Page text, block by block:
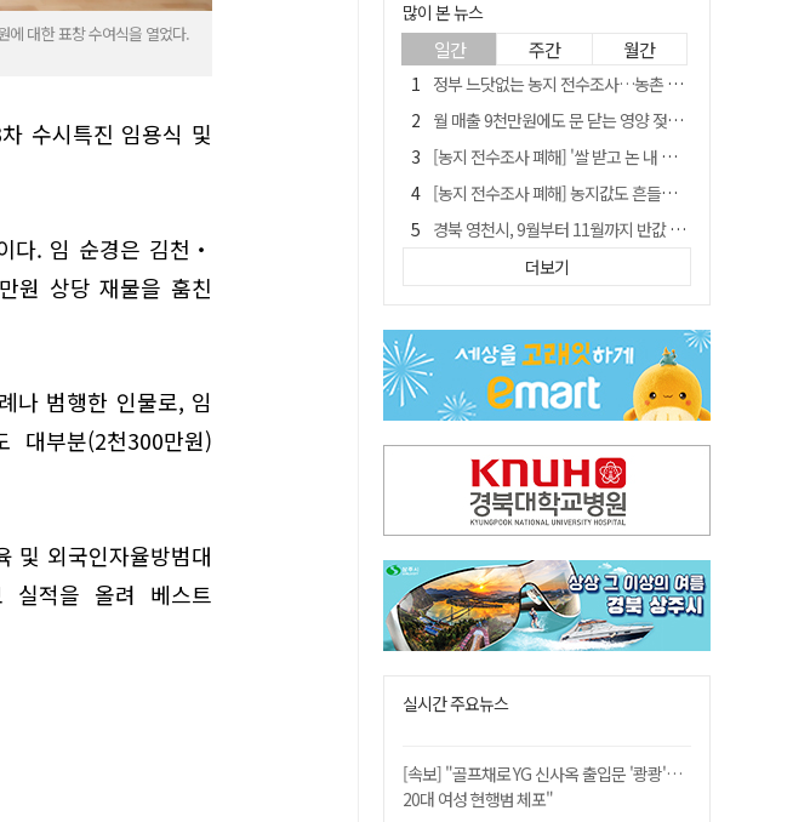
에 대한 표창 수여식을 열었다.
수시특진 임용식 및
다. 임 순경은 김천‧
원 상당 재물을 훔친
나 범행한 인물로, 임
부분(2천300만원)
및 외국인자율방범대
실적을 올려 베스트
많이 본 뉴스
일간 주간 월간
정부 느닷없는 농지 전수조사…농촌 들쑤시는 '경자유전'의 칼날
월 매출 9천만원에도 문 닫는 영양 젖소농장… "일할 사람이 없어"
[농지 전수조사 폐해] '쌀 받고 논 내 준' 도지농 이제 어쩌나?
[농지 전수조사 폐해] 농지값도 흔들리나…"도지 막히면 헐값 매물 나올 수도"
경북 영천시, 9월부터 11월까지 반값 여행 혜택 제공
'솔리다임 IPO 추진설' SK하이닉스, 주가 9% 급락
[농지 전수조사 폐해] 실경작농·청년농 부담도 커진다
아쉬운 태클
김주수 전 의성군수 공덕비 결국 철거… 문화재법 위반 원상복구
더보기
실시간 주요뉴스
[속보] "골프채로 YG 신사옥 출입문 '쾅쾅'…
20대 여성 현행범 체포"